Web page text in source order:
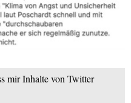
mir Inhalte von Twitter